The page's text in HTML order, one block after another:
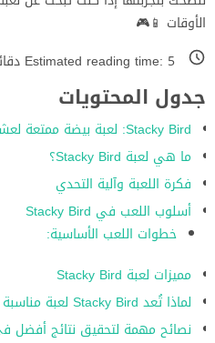
الأوقات 📱🎮
Estimated reading time: 5
جدول المحتويات
Stacky Bird: لعبة بيضة ممتعة لعشاق ألعاب الأندرويد
ما هي لعبة Stacky Bird؟
فكرة اللعبة وآلية التحدي
أسلوب اللعب في Stacky Bird
خطوات اللعب الأساسية:
مميزات لعبة Stacky Bird
لماذا تُعد Stacky Bird لعبة مناسبة للجميع؟
نصائح مهمة لتحقيق نتائج أفضل